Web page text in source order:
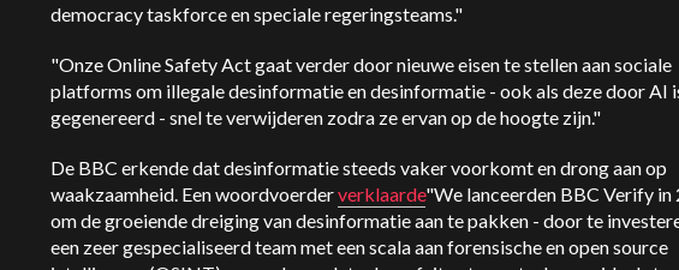
democracy taskforce en speciale regeringsteams."
"Onze Online Safety Act gaat verder door nieuwe eisen te stellen aan sociale
platforms om illegale desinformatie en desinformatie - ook als deze door AI
gegenereerd - snel te verwijderen zodra ze ervan op de hoogte zijn."
De BBC erkende dat desinformatie steeds vaker voorkomt en drong aan op
waakzaamheid. Een woordvoerderverklaarde"We lanceerden BBC Verify in
om de groeiende dreiging van desinformatie aan te pakken - door te
een zeer gespecialiseerd team met een scala aan forensische en open source